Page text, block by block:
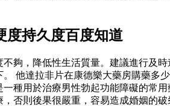
度持久度百度知道
夠，降低性生活質量。建議進行及
他達拉非片在康德樂大藥房購藥
種用於治療男性勃起功能障礙的常
否則後果很嚴重，容易造成婚姻的